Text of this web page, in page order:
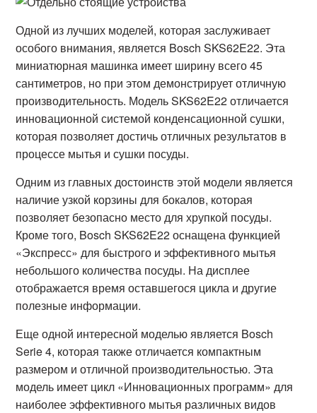
Одной из лучших моделей, которая заслуживает
особого внимания, является Bosch SKS62E22. Эта
миниатюрная машинка имеет ширину всего 45
сантиметров, но при этом демонстрирует отличную
производительность. Модель SKS62E22 отличается
инновационной системой конденсационной сушки,
которая позволяет достичь отличных результатов в
процессе мытья и сушки посуды.
Одним из главных достоинств этой модели является
наличие узкой корзины для бокалов, которая
позволяет безопасно место для хрупкой посуды.
Кроме того, Bosch SKS62E22 оснащена функцией
«Экспресс» для быстрого и эффективного мытья
небольшого количества посуды. На дисплее
отображается время оставшегося цикла и другие
полезные информации.
Еще одной интересной моделью является Bosch
Serie 4, которая также отличается компактным
размером и отличной производительностью. Эта
модель имеет цикл «Инновационных программ» для
наиболее эффективного мытья различных видов